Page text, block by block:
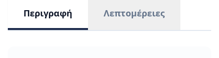
Περιγραφή Λεπτομέρειες